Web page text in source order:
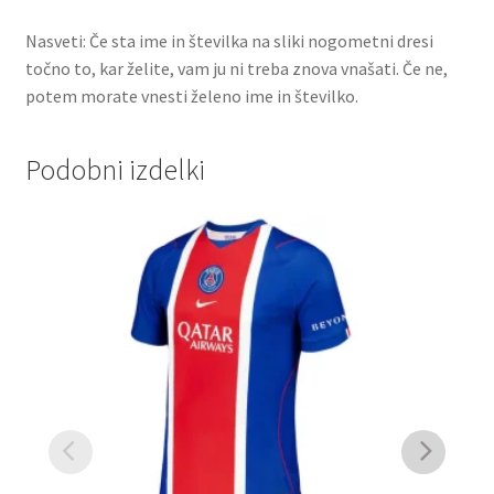
Nasveti: Če sta ime in številka na sliki nogometni dresi
točno to, kar želite, vam ju ni treba znova vnašati. Če ne,
potem morate vnesti želeno ime in številko.
Podobni izdelki